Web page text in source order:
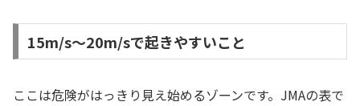
15m/s〜20m/sで起きやすいこと
ここは危険がはっきり見え始めるゾーンです。JMAの表で